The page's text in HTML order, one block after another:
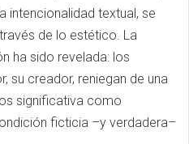
intencionalidad textual, se
de lo estético. La
ha sido revelada: los
su creador, reniegan de una
significativa como
ficticia –y verdadera–